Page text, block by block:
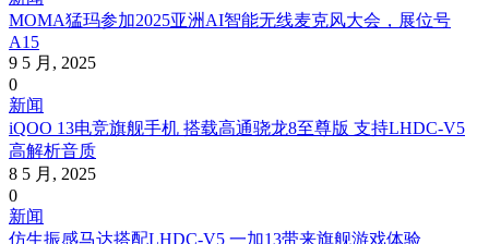
MOMA猛玛参加2025亚洲AI智能无线麦克风大会，展位号
A15
9 5 月, 2025
0
新闻
iQOO 13电竞旗舰手机 搭载高通骁龙8至尊版 支持LHDC-V5
高解析音质
8 5 月, 2025
0
新闻
仿生振感马达搭配LHDC-V5 一加13带来旗舰游戏体验